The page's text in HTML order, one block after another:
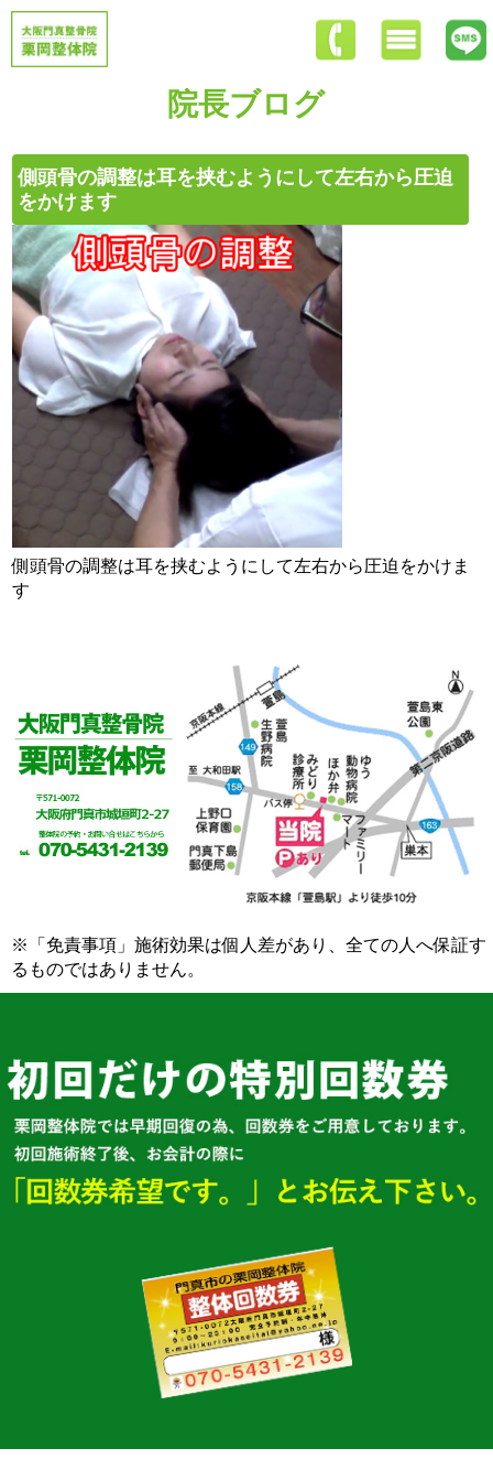
院長ブログ
側頭骨の調整は耳を挟むようにして左右から圧迫
をかけます
側頭骨の調整は耳を挟むようにして左右から圧迫をかけま
す
※「免責事項」施術効果は個人差があり、全ての人へ保証す
るものではありません。